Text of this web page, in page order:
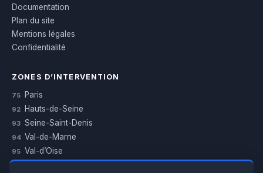
Documentation
Plan du site
Mentions légales
Confidentialité
ZONES D’INTERVENTION
75 Paris
92 Hauts-de-Seine
93 Seine-Saint-Denis
94 Val-de-Marne
95 Val-d’Oise